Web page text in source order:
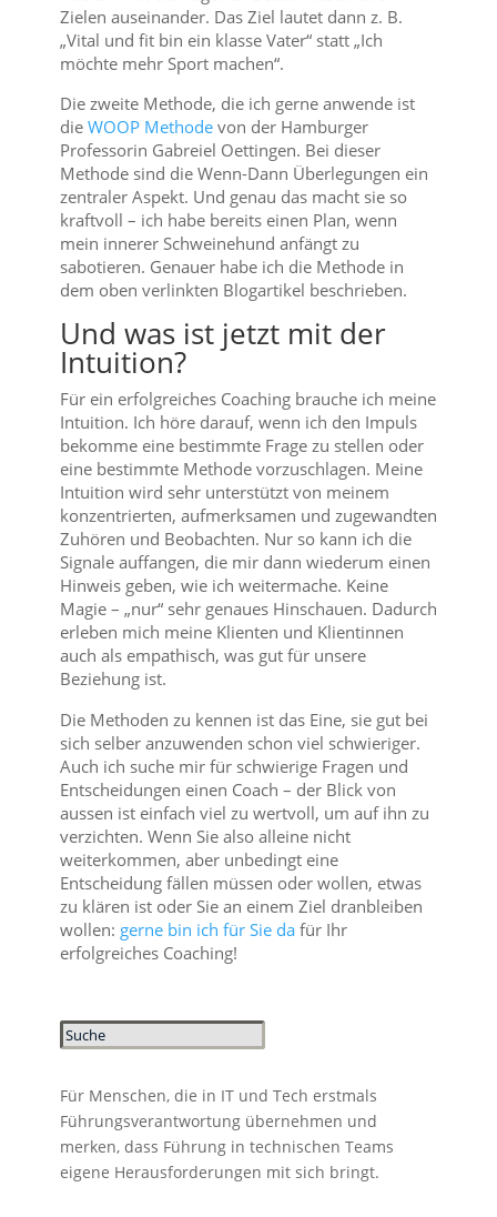
Zielen auseinander. Das Ziel lautet dann z. B.
„Vital und fit bin ein klasse Vater“ statt „Ich
möchte mehr Sport machen“.
Die zweite Methode, die ich gerne anwende ist
dieWOOP Methodevon der Hamburger
Professorin Gabreiel Oettingen. Bei dieser
Methode sind die Wenn-Dann Überlegungen ein
zentraler Aspekt. Und genau das macht sie so
kraftvoll – ich habe bereits einen Plan, wenn
mein innerer Schweinehund anfängt zu
sabotieren. Genauer habe ich die Methode in
dem oben verlinkten Blogartikel beschrieben.
Und was ist jetzt mit der
Intuition?
Für ein erfolgreiches Coaching brauche ich meine
Intuition. Ich höre darauf, wenn ich den Impuls
bekomme eine bestimmte Frage zu stellen oder
eine bestimmte Methode vorzuschlagen. Meine
Intuition wird sehr unterstützt von meinem
konzentrierten, aufmerksamen und zugewandten
Zuhören und Beobachten. Nur so kann ich die
Signale auffangen, die mir dann wiederum einen
Hinweis geben, wie ich weitermache. Keine
Magie – „nur“ sehr genaues Hinschauen. Dadurch
erleben mich meine Klienten und Klientinnen
auch als empathisch, was gut für unsere
Beziehung ist.
Die Methoden zu kennen ist das Eine, sie gut bei
sich selber anzuwenden schon viel schwieriger.
Auch ich suche mir für schwierige Fragen und
Entscheidungen einen Coach – der Blick von
aussen ist einfach viel zu wertvoll, um auf ihn zu
verzichten. Wenn Sie also alleine nicht
weiterkommen, aber unbedingt eine
Entscheidung fällen müssen oder wollen, etwas
zu klären ist oder Sie an einem Ziel dranbleiben
wollen: gerne bin ich für Sie dafür Ihr
erfolgreiches Coaching!
Für Menschen, die in IT und Tech erstmals
Führungsverantwortung übernehmen und
merken, dass Führung in technischen Teams
eigene Herausforderungen mit sich bringt.